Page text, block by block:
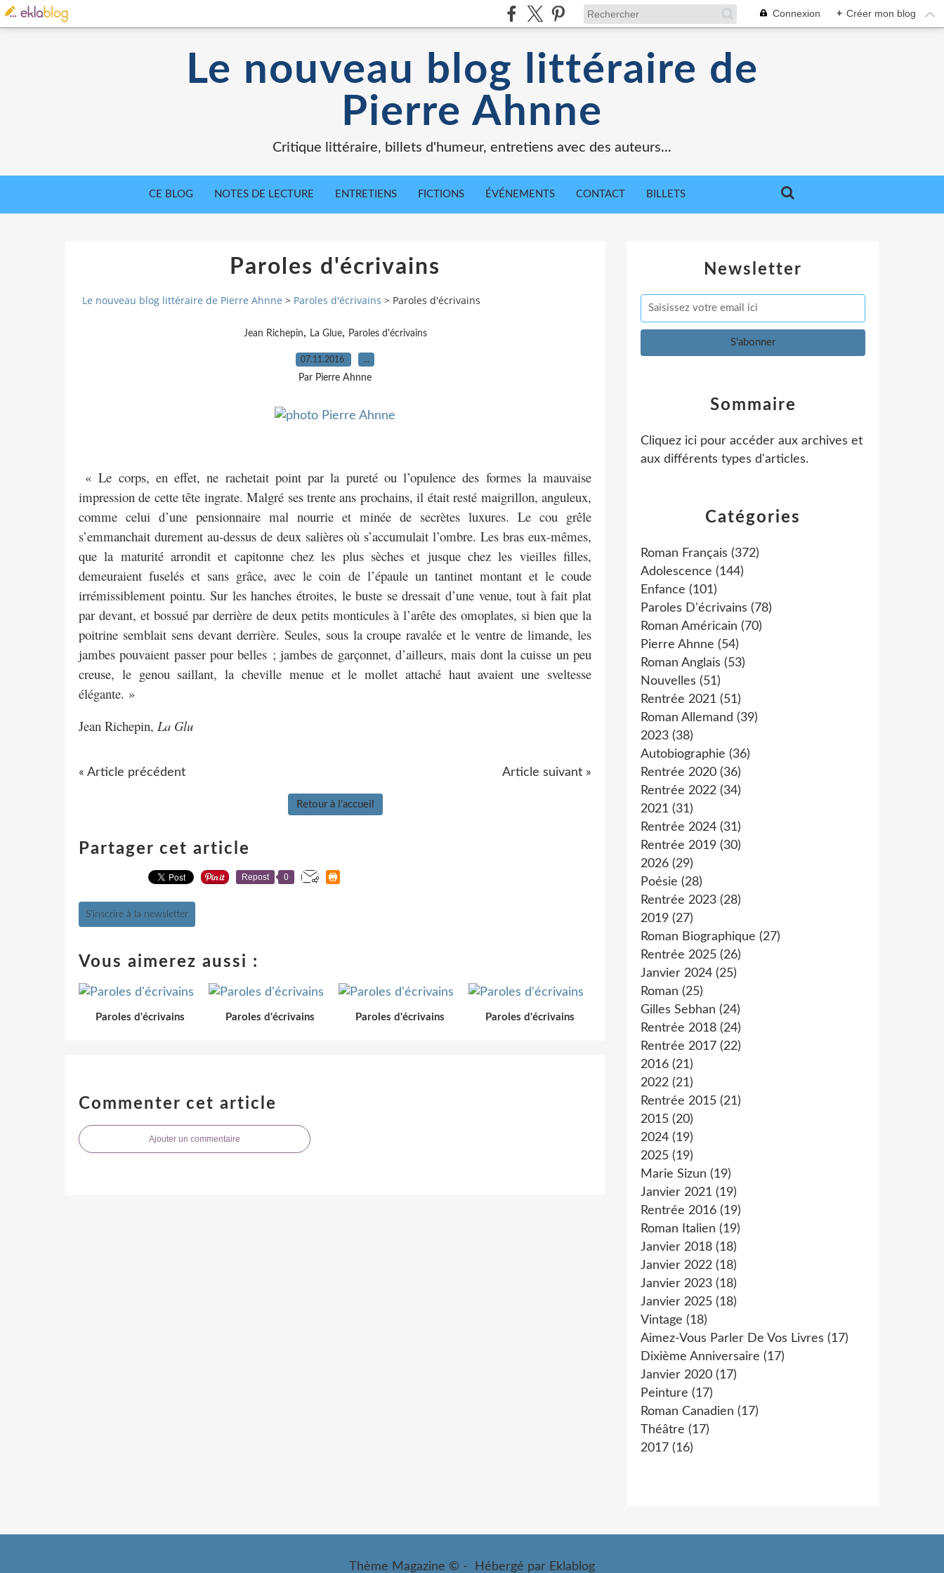
Connexion + Créer mon blog
Le nouveau blog littéraire de
Pierre Ahnne
Critique littéraire, billets d'humeur, entretiens avec des auteurs...
CE BLOG NOTES DE LECTURE ENTRETIENS FICTIONS ÉVÉNEMENTS CONTACT BILLETS
Paroles d'écrivains
Le nouveau blog littéraire de Pierre Ahnne > Paroles d'écrivains > Paroles d'écrivains
Jean Richepin, La Glue, Paroles d'écrivains
07.11.2016 …
Par Pierre Ahnne
« Le corps, en effet, ne rachetait point par la pureté ou l’opulence des formes la mauvaise
impression de cette tête ingrate. Malgré ses trente ans prochains, il était resté maigrillon, anguleux,
comme celui d’une pensionnaire mal nourrie et minée de secrètes luxures. Le cou grêle
s’emmanchait durement au-dessus de deux salières où s’accumulait l’ombre. Les bras eux-mêmes,
que la maturité arrondit et capitonne chez les plus sèches et jusque chez les vieilles filles,
demeuraient fuselés et sans grâce, avec le coin de l’épaule un tantinet montant et le coude
irrémissiblement pointu. Sur les hanches étroites, le buste se dressait d’une venue, tout à fait plat
par devant, et bossué par derrière de deux petits monticules à l’arête des omoplates, si bien que la
poitrine semblait sens devant derrière. Seules, sous la croupe ravalée et le ventre de limande, les
jambes pouvaient passer pour belles ; jambes de garçonnet, d’ailleurs, mais dont la cuisse un peu
creuse, le genou saillant, la cheville menue et le mollet attaché haut avaient une sveltesse
élégante. »
Jean Richepin, La Glu
« Article précédent Article suivant »
Retour à l'accueil
Partager cet article
Repost 0
S'inscrire à la newsletter
Vous aimerez aussi :
Paroles d'écrivains Paroles d'écrivains Paroles d'écrivains Paroles d'écrivains
Commenter cet article
Ajouter un commentaire
Newsletter
Catégories
Roman Français (372)
Adolescence (144)
Enfance (101)
Paroles D'écrivains (78)
Roman Américain (70)
Pierre Ahnne (54)
Roman Anglais (53)
Nouvelles (51)
Rentrée 2021 (51)
Roman Allemand (39)
2023 (38)
Autobiographie (36)
Rentrée 2020 (36)
Rentrée 2022 (34)
2021 (31)
Rentrée 2024 (31)
Rentrée 2019 (30)
2026 (29)
Poésie (28)
Rentrée 2023 (28)
2019 (27)
Roman Biographique (27)
Rentrée 2025 (26)
Janvier 2024 (25)
Roman (25)
Gilles Sebhan (24)
Rentrée 2018 (24)
Rentrée 2017 (22)
2016 (21)
2022 (21)
Rentrée 2015 (21)
2015 (20)
2024 (19)
2025 (19)
Marie Sizun (19)
Janvier 2021 (19)
Rentrée 2016 (19)
Roman Italien (19)
Janvier 2018 (18)
Janvier 2022 (18)
Janvier 2023 (18)
Janvier 2025 (18)
Vintage (18)
Aimez-Vous Parler De Vos Livres (17)
Dixième Anniversaire (17)
Janvier 2020 (17)
Peinture (17)
Roman Canadien (17)
Théâtre (17)
2017 (16)
Sommaire
Cliquez ici pour accéder aux archives et
aux différents types d'articles.
Thème Magazine © - Hébergé par Eklablog